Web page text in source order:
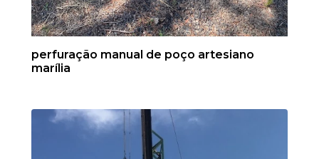
perfuração manual de poço artesiano
marília